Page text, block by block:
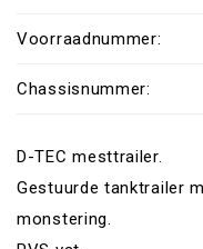
Voorraadnummer:
Chassisnummer:
D-TEC mesttrailer.
Gestuurde tanktrailer
monstering.